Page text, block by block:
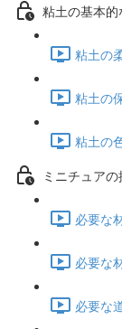
粘土の基本的
粘土の
粘土の
粘土の
ミニチュア
必要な
必要な
必要な